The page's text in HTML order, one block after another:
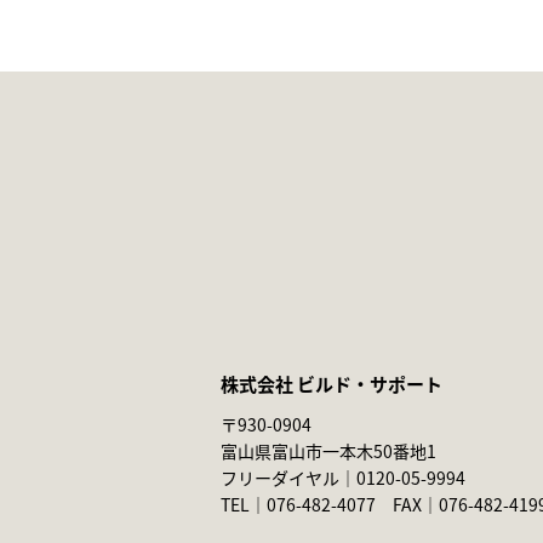
株式会社 ビルド・サポート
〒930-0904
富山県富山市一本木50番地1
フリーダイヤル｜ 0120-05-9994
TEL｜ 076-482-4077 FAX｜076-482-